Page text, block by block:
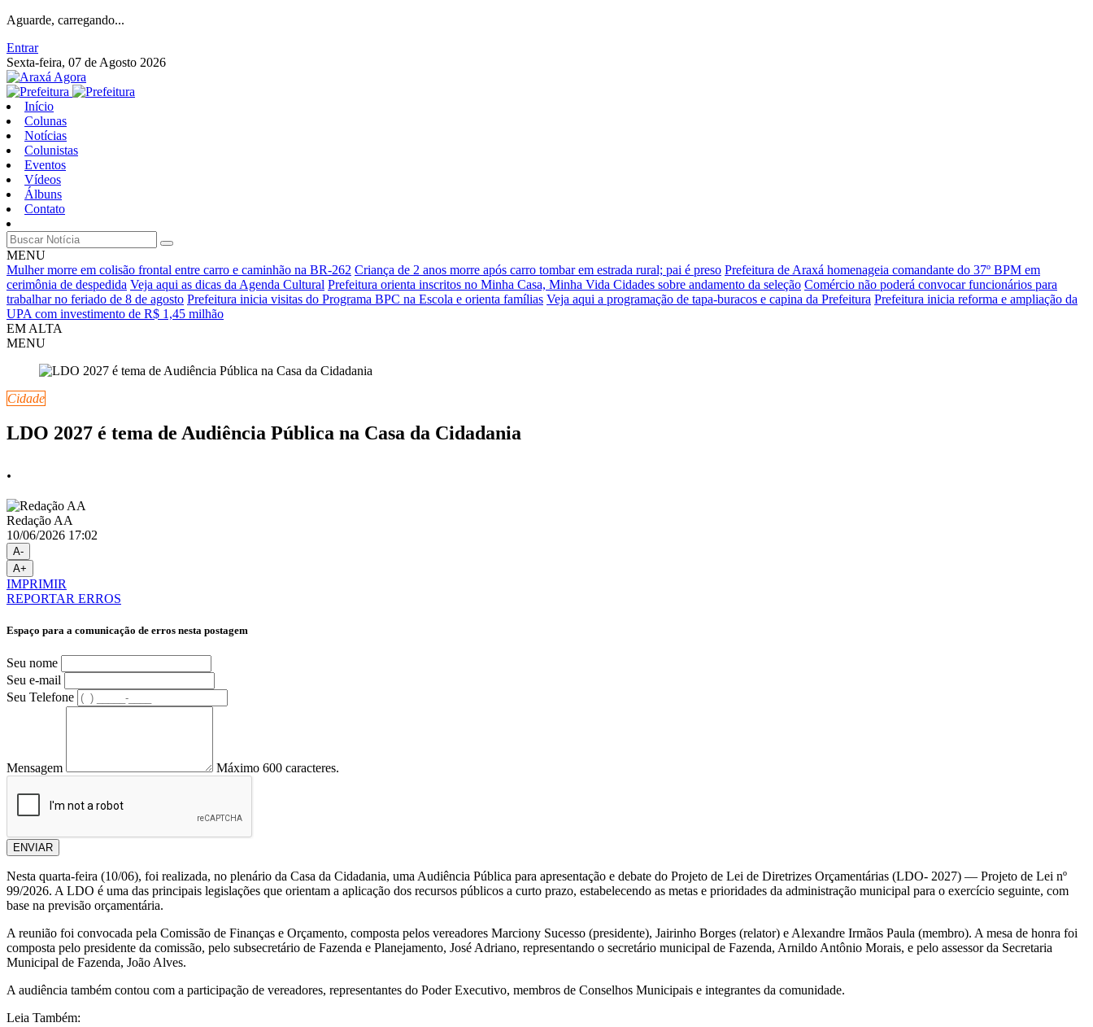
Aguarde, carregando...
Entrar
Sexta-feira, 07 de Agosto 2026
Início
Colunas
Notícias
Colunistas
Eventos
Vídeos
Álbuns
Contato
MENU
Mulher morre em colisão frontal entre carro e caminhão na BR-262 Criança de 2 anos morre após carro tombar em estrada rural; pai é preso Prefeitura de Araxá homenageia comandante do 37º BPM em
cerimônia de despedida Veja aqui as dicas da Agenda Cultural Prefeitura orienta inscritos no Minha Casa, Minha Vida Cidades sobre andamento da seleção Comércio não poderá convocar funcionários para
trabalhar no feriado de 8 de agosto Prefeitura inicia visitas do Programa BPC na Escola e orienta famílias Veja aqui a programação de tapa-buracos e capina da Prefeitura Prefeitura inicia reforma e ampliação da
UPA com investimento de R$ 1,45 milhão
EM ALTA
MENU
Cidade
LDO 2027 é tema de Audiência Pública na Casa da Cidadania
.
Redação AA
10/06/2026 17:02
A-
A+
IMPRIMIR
REPORTAR ERROS
Espaço para a comunicação de erros nesta postagem
Seu nome
Seu e-mail
Seu Telefone
Mensagem Máximo 600 caracteres.
ENVIAR
Nesta quarta-feira (10/06), foi realizada, no plenário da Casa da Cidadania, uma Audiência Pública para apresentação e debate do Projeto de Lei de Diretrizes Orçamentárias (LDO- 2027) — Projeto de Lei nº
99/2026. A LDO é uma das principais legislações que orientam a aplicação dos recursos públicos a curto prazo, estabelecendo as metas e prioridades da administração municipal para o exercício seguinte, com
base na previsão orçamentária.
A reunião foi convocada pela Comissão de Finanças e Orçamento, composta pelos vereadores Marciony Sucesso (presidente), Jairinho Borges (relator) e Alexandre Irmãos Paula (membro). A mesa de honra foi
composta pelo presidente da comissão, pelo subsecretário de Fazenda e Planejamento, José Adriano, representando o secretário municipal de Fazenda, Arnildo Antônio Morais, e pelo assessor da Secretaria
Municipal de Fazenda, João Alves.
A audiência também contou com a participação de vereadores, representantes do Poder Executivo, membros de Conselhos Municipais e integrantes da comunidade.
Leia Também: